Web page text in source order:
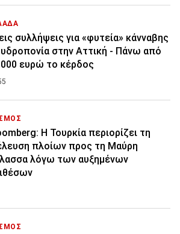
συλλήψεις για «φυτεία» κάνναβης
στην Αττική - Πάνω από
ευρώ το κέρδος
Η Τουρκία περιορίζει τη
πλοίων προς τη Μαύρη
λόγω των αυξημένων